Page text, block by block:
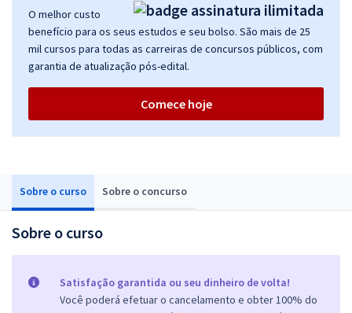
Sobre o curso Sobre o concurso
Sobre o curso
Satisfação garantida ou seu dinheiro de volta!
Você poderá efetuar o cancelamento e obter 100% do
O melhor custo
benefício para os seus estudos e seu bolso. São mais de 25
mil cursos para todas as carreiras de concursos públicos, com
garantia de atualização pós-edital.
Comece hoje